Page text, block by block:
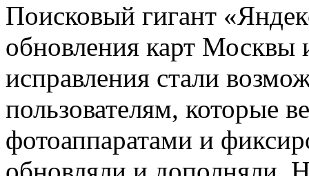
Поисковый гигант
обновления карт Москвы
исправления стали
пользователям, которые
фотоаппаратами и